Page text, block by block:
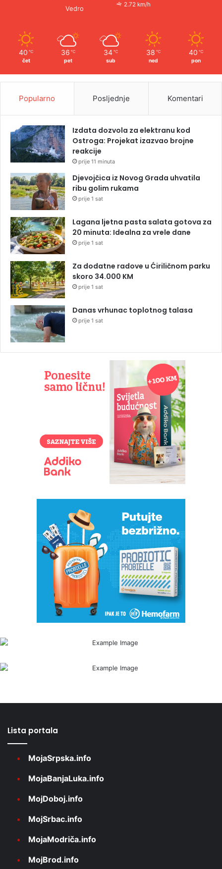
Vedro
2.72 km/h
40 ℃
čet
36 ℃
pet
34 ℃
sub
38 ℃
ned
40 ℃
pon
Popularno Posljednje Komentari
Izdata dozvola za elektranu kod
Ostroga: Projekat izazvao brojne
reakcije
prije 11 minuta
Djevojčica iz Novog Grada uhvatila
ribu golim rukama
prije 1 sat
Lagana ljetna pasta salata gotova za
20 minuta: Idealna za vrele dane
prije 1 sat
Za dodatne radove u Ćiriličnom parku
skoro 34.000 KM
prije 1 sat
Danas vrhunac toplotnog talasa
prije 1 sat
Lista portala
MojaSrpska.info
MojaBanjaLuka.info
MojDoboj.info
MojSrbac.info
MojaModriča.info
MojBrod.info